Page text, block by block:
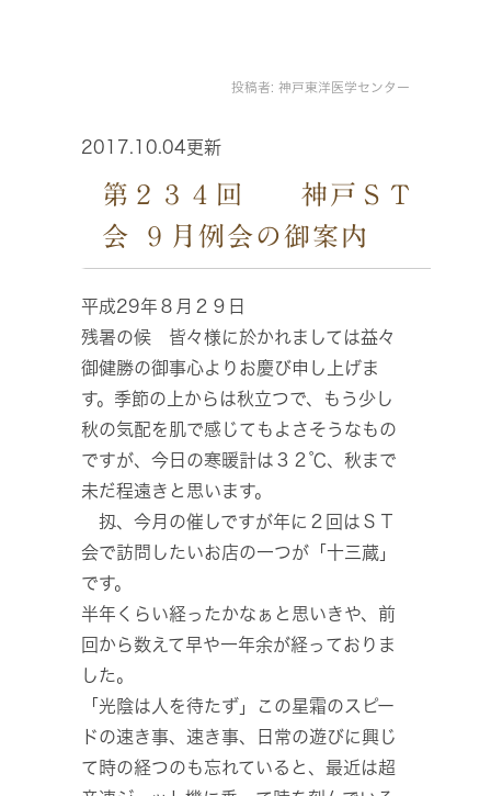
投稿者: 神戸東洋医学センター
2017.10.04更新
第２３４回 神戸ＳＴ
会 ９月例会の御案内
平成29年８月２９日
残暑の候 皆々様に於かれましては益々
御健勝の御事心よりお慶び申し上げま
す。季節の上からは秋立つで、もう少し
秋の気配を肌で感じてもよさそうなもの
ですが、今日の寒暖計は３２℃、秋まで
未だ程遠きと思います。
扨、今月の催しですが年に２回はＳＴ
会で訪問したいお店の一つが「十三蔵」
です。
半年くらい経ったかなぁと思いきや、前
回から数えて早や一年余が経っておりま
した。
「光陰は人を待たず」この星霜のスピー
ドの速き事、速き事、日常の遊びに興じ
て時の経つのも忘れていると、最近は超